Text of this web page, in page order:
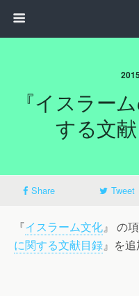
『イスラー
する文
Share Tweet
『イスラーム文化』 の
に関する文献目録』を追